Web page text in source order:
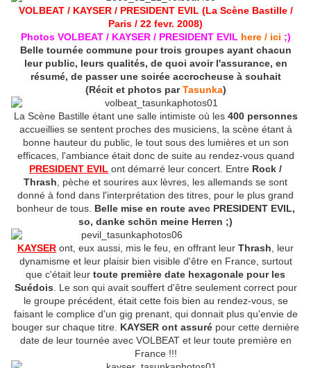
VOLBEAT / KAYSER / PRESIDENT EVIL (La Scène Bastille /
Paris / 22 fevr. 2008)
Photos VOLBEAT / KAYSER / PRESIDENT EVIL here / ici ;)
Belle tournée commune pour trois groupes ayant chacun
leur public, leurs qualités, de quoi avoir l'assurance, en
résumé, de passer une soirée accrocheuse à souhait
(Récit et photos parTasunka)
La Scène Bastille étant une salle intimiste où les 400 personnes
accueillies se sentent proches des musiciens, la scène étant à
bonne hauteur du public, le tout sous des lumières et un son
efficaces, l'ambiance était donc de suite au rendez-vous quand
PRESIDENT EVIL ont démarré leur concert. Entre Rock /
Thrash , pèche et sourires aux lèvres, les allemands se sont
donné à fond dans l'interprétation des titres, pour le plus grand
bonheur de tous. Belle mise en route avec PRESIDENT EVIL,
so, danke schön meine Herren ;)
KAYSER ont, eux aussi, mis le feu, en offrant leur Thrash , leur
dynamisme et leur plaisir bien visible d'être en France, surtout
que c'était leur toute première date hexagonale pour les
Suédois . Le son qui avait souffert d'être seulement correct pour
le groupe précédent, était cette fois bien au rendez-vous, se
faisant le complice d'un gig prenant, qui donnait plus qu'envie de
bouger sur chaque titre. KAYSER ont assuré pour cette dernière
date de leur tournée avec VOLBEAT et leur toute première en
France !!!